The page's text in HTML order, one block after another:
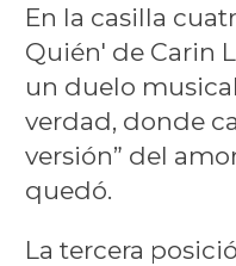
En la casilla
Quién' de Carin
un duelo
verdad, donde
versión” del
quedó.
La tercera